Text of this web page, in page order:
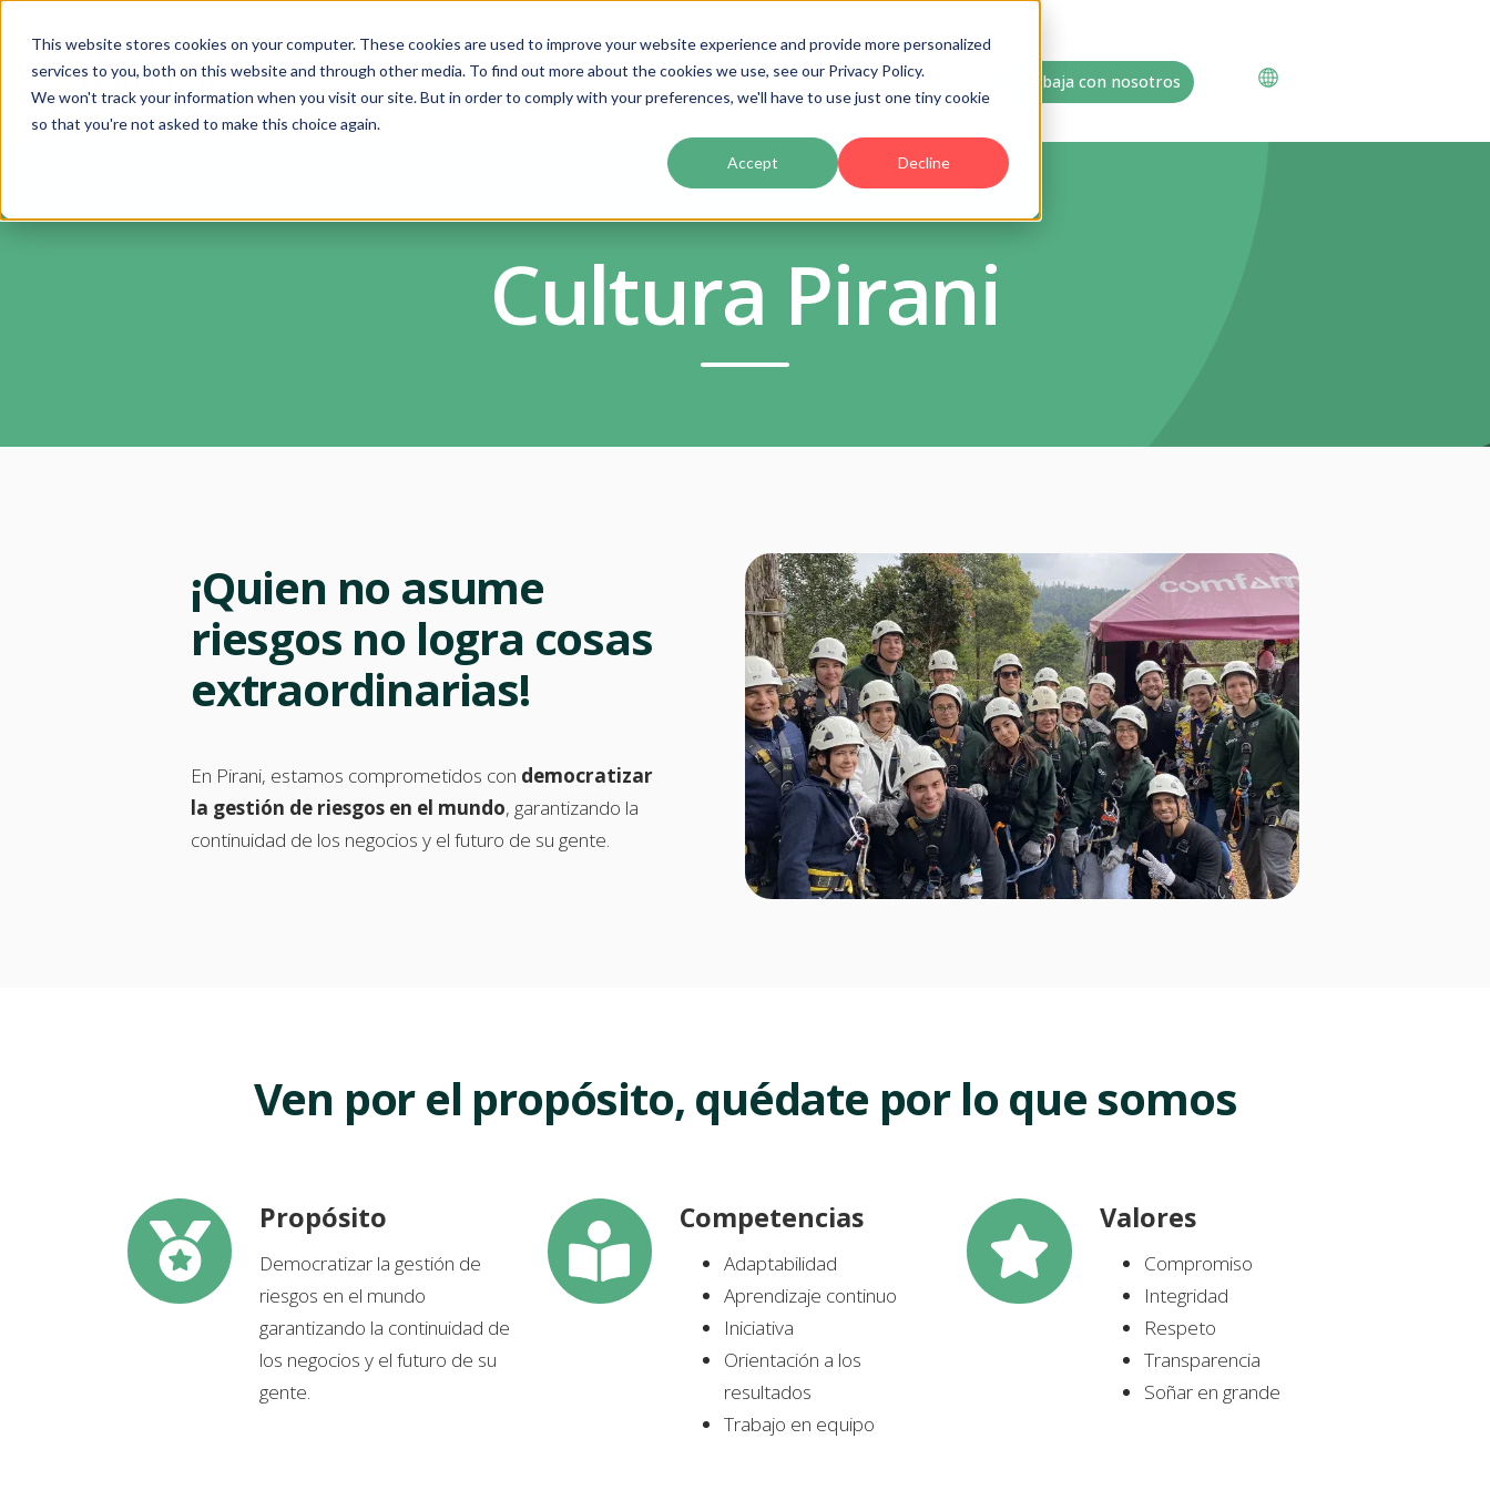
This website stores cookies on your computer. These cookies are used to improve your website experience and provide more personalized
services to you, both on this website and through other media. To find out more about the cookies we use, see our Privacy Policy.
We won't track your information when you visit our site. But in order to comply with your preferences, we'll have to use just one tiny cookie
so that you're not asked to make this choice again.
Accept Decline
Cultura Competencias Valores Equipo Nuestros encuentros Trabaja con nosotros
Cultura Pirani
¡Quien no asume
riesgos no logra cosas
extraordinarias!
En Pirani, estamos comprometidos con democratizar
la gestión de riesgos en el mundo, garantizando la
continuidad de los negocios y el futuro de su gente.
Ven por el propósito, quédate por lo que somos
Propósito
Democratizar la gestión de
riesgos en el mundo
garantizando la continuidad de
los negocios y el futuro de su
gente.
P
r
o
Competencias
Adaptabilidad
Aprendizaje continuo
Iniciativa
Orientación a los
resultados
Trabajo en equipo
C
o
m
Valores
Compromiso
Integridad
Respeto
Transparencia
Soñar en grande
V
a
l